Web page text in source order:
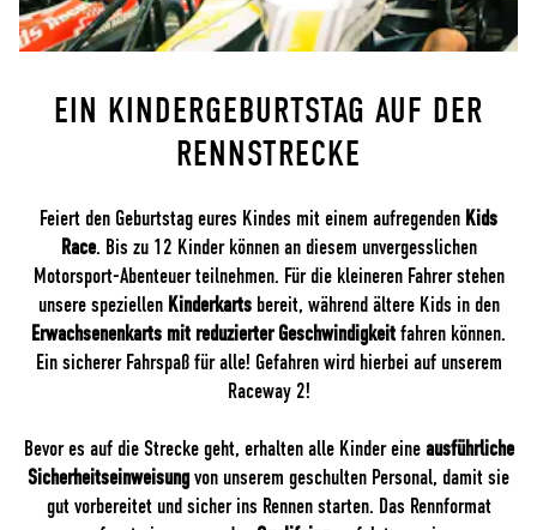
EIN KINDERGEBURTSTAG AUF DER
RENNSTRECKE
Feiert den Geburtstag eures Kindes mit einem aufregenden Kids
Race. Bis zu 12 Kinder können an diesem unvergesslichen
Motorsport-Abenteuer teilnehmen. Für die kleineren Fahrer stehen
unsere speziellen Kinderkartsbereit, während ältere Kids in den
Erwachsenenkarts mit reduzierter Geschwindigkeit fahren können.
Ein sicherer Fahrspaß für alle! Gefahren wird hierbei auf unserem
Raceway 2!
Bevor es auf die Strecke geht, erhalten alle Kinder eine ausführliche
Sicherheitseinweisungvon unserem geschulten Personal, damit sie
gut vorbereitet und sicher ins Rennen starten. Das Rennformat